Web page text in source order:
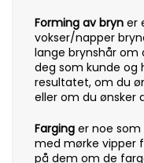
Forming av bryn er
vokser/napper
lange brynshår om
deg som kunde og
resultatet, om du
eller om du ønsker
Farging er noe som
med mørke vipper
på dem om de